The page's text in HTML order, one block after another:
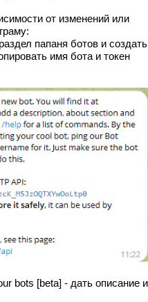
от изменений или
папаня ботов и создать
имя бота и токен
bots [beta] - дать описание и